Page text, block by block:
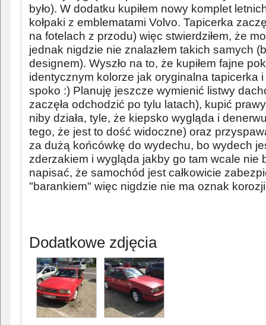
było). W dodatku kupiłem nowy komplet
kołpaki z emblematami Volvo. Tapicerka
na fotelach z przodu) więc stwierdziłem, że
jednak nigdzie nie znalazłem takich samych
designem). Wyszło na to, że kupiłem fajne
identycznym kolorze jak oryginalna tapicerka
spoko :) Planuję jeszcze wymienić listwy
zaczęła odchodzić po tylu latach), kupić
niby działa, tyle, że kiepsko wygląda i
tego, że jest to dość widoczne) oraz
za dużą końcówkę do wydechu, bo wydech
zderzakiem i wygląda jakby go tam wcale nie
napisać, że samochód jest całkowicie
"barankiem" więc nigdzie nie ma oznak
Dodatkowe zdjęcia